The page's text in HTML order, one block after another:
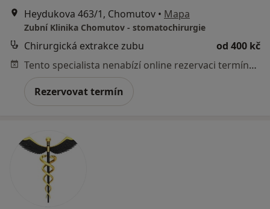
Heydukova 463/1, Chomutov • Mapa
Zubní Klinika Chomutov - stomatochirurgie
Chirurgická extrakce zubu
od 400 kč
Tento specialista nenabízí online rezervaci termínu na této adrese.
Rezervovat termín